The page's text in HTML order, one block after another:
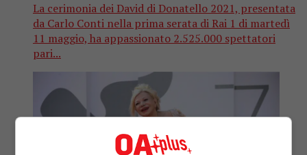
La cerimonia dei David di Donatello 2021, presentata
da Carlo Conti nella prima serata di Rai 1 di martedì
11 maggio, ha appassionato 2.525.000 spettatori
pari...